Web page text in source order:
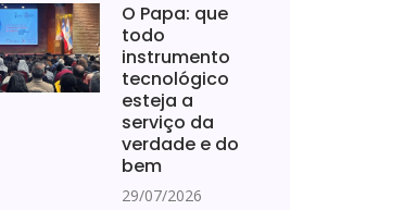
O Papa: que
todo
instrumento
tecnológico
esteja a
serviço da
verdade e do
bem
29/07/2026